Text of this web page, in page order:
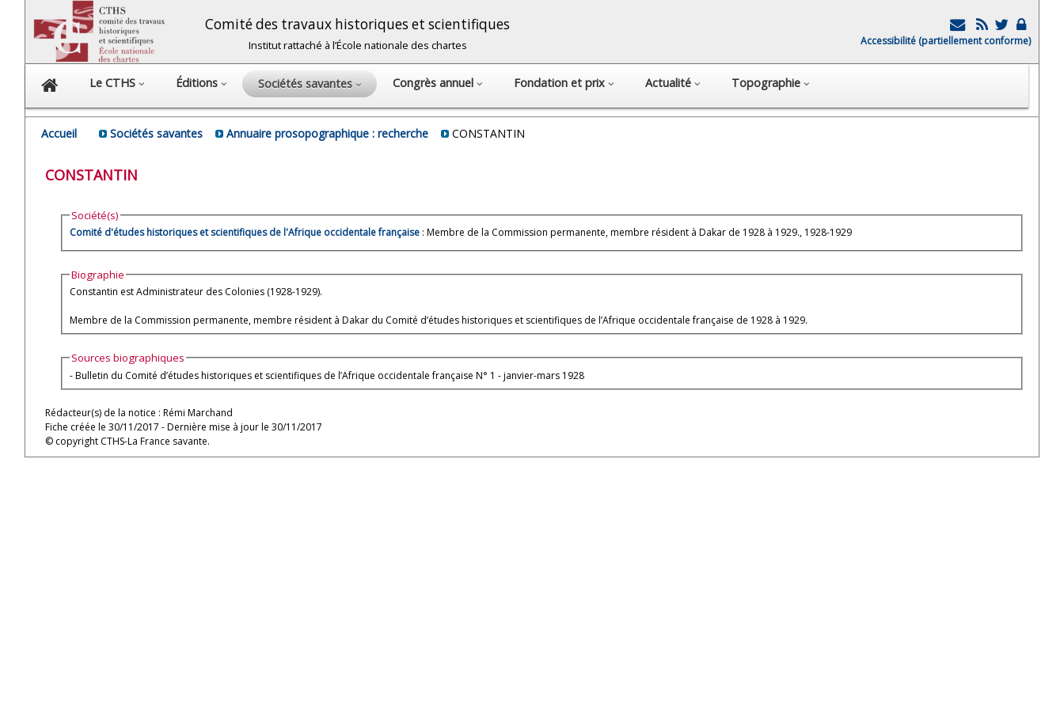
Comité des travaux historiques et scientifiques
Institut rattaché à l’École nationale des chartes Accessibilité (partiellement conforme)
Le CTHS Éditions Sociétés savantes Congrès annuel Fondation et prix Actualité Topographie
Accueil Sociétés savantes Annuaire prosopographique : recherche CONSTANTIN
CONSTANTIN
Société(s)
Comité d'études historiques et scientifiques de l'Afrique occidentale française : Membre de la Commission permanente, membre résident à Dakar de 1928 à 1929., 1928-1929
Biographie
Constantin est Administrateur des Colonies (1928-1929).
Membre de la Commission permanente, membre résident à Dakar du Comité d’études historiques et scientifiques de l’Afrique occidentale française de 1928 à 1929.
Sources biographiques
- Bulletin du Comité d’études historiques et scientifiques de l’Afrique occidentale française N° 1 - janvier-mars 1928
Rédacteur(s) de la notice : Rémi Marchand
Fiche créée le 30/11/2017 - Dernière mise à jour le 30/11/2017
© copyright CTHS-La France savante.